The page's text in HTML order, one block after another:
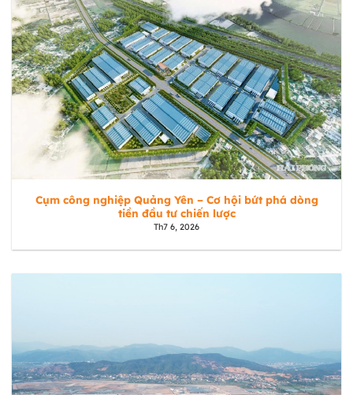
Cụm công nghiệp Quảng Yên – Cơ hội bứt phá dòng
tiền đầu tư chiến lược
Th7 6, 2026